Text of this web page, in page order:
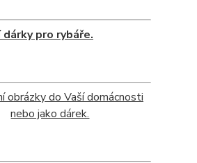
pro rybáře.
obrázky do Vaší domácnosti
nebo jako dárek.